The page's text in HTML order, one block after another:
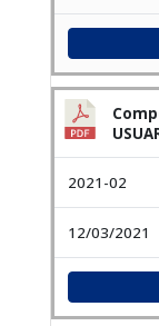
2021-02
12/03/2021